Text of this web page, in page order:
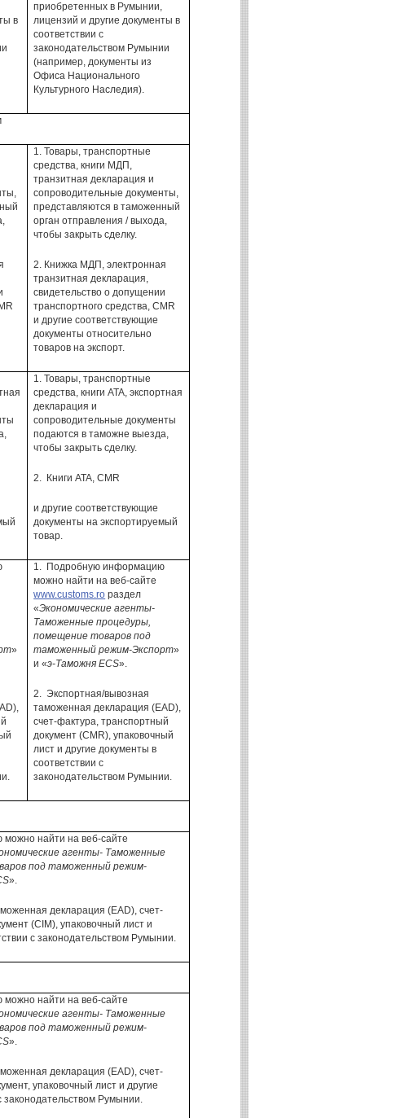
в
приобретенных в Румынии,
лицензий и другие документы в
соответствии с
законодательством Румынии
(например, документы из
Офиса Национального
Культурного Наследия).
,
1.Товары, транспортные
средства,книги МДП ,
транзитная декларация и
сопроводительные документы,
представляются в таможенный
орган отправления / выхода,
чтобы закрытьсделку.
2. Книжка МДП, электронная
транзитная декларация,
свидетельство о допущении
транспортного средства, CMR
и другие соответствующие
документы относительно
товаров на экспорт.
,
1.Товары, транспортные
средства,книги ATA,экспортная
декларация и
сопроводительные документы
подаются в таможне выезда,
чтобы закрытьсделку.
2. КнигиATA, С MR
и другие соответствующие
документы на экспортируемый
товар.
»
1. Подробную информацию
можно найти на веб-сайте
www.customs.ro раздел
«Экономические агенты-
Таможенные процедуры,
помещение товаров под
таможенный режим-Экспорт»
и «э-Таможня ECS».
2. Экспортная/вывозная
таможенная декларация (EAD),
счет-фактура, транспортный
документ (CMR), упаковочный
лист и другие документы в
соответствии с
законодательством Румынии.
найти на веб-сайте
агенты- Таможенные
под таможенный режим-
».
декларация (EAD), счет-
(CIM), упаковочный лист и
с законодательством Румынии.
найти на веб-сайте
агенты- Таможенные
под таможенный режим-
».
декларация (EAD), счет-
упаковочный лист и другие
законодательством Румынии.